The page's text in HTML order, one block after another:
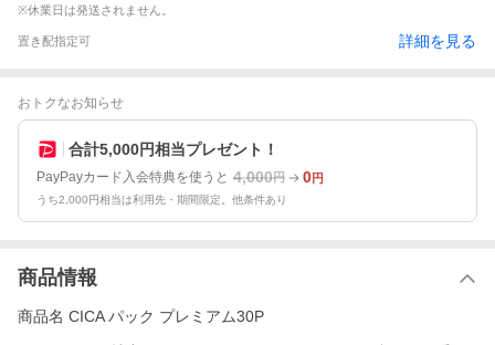
※休業日は発送されません。
置き配指定可 詳細を見る
おトクなお知らせ
合計5,000円相当プレゼント！
PayPayカード入会特典を使うと 4,000円 0円
うち2,000円相当は利用先・期間限定。他条件あり
商品情報
商品名 CICA パック プレミアム30P